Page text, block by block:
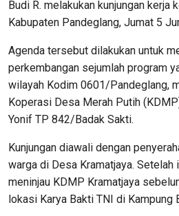
Budi R. melakukan kunjungan kerja
Kabupaten Pandeglang, Jumat 5
Agenda tersebut dilakukan untuk
perkembangan sejumlah program
wilayah Kodim 0601/Pandeglang,
Koperasi Desa Merah Putih
Yonif TP 842/Badak Sakti.
Kunjungan diawali dengan
warga di Desa Kramatjaya. Setelah
meninjau KDMP Kramatjaya
lokasi Karya Bakti TNI di Kampung